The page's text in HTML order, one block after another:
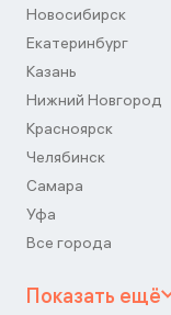
Новосибирск
Екатеринбург
Казань
Нижний Новгород
Красноярск
Челябинск
Самара
Уфа
Все города
Показать ещё